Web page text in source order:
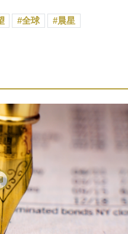
全球
晨星